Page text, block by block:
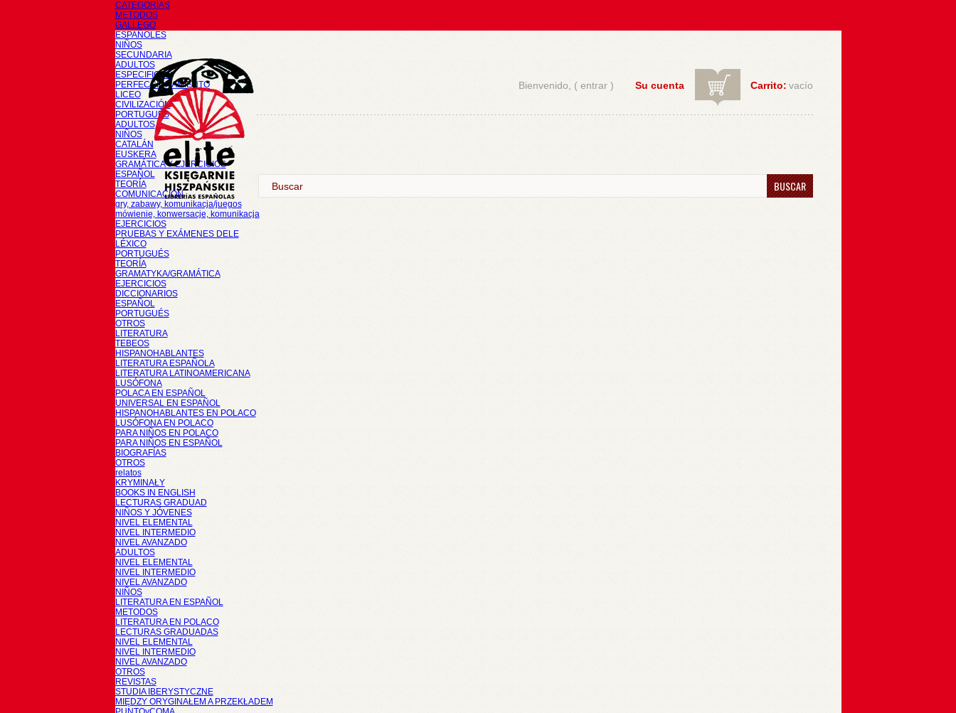
CATEGORÍAS
METODOS
GALLEGO
ESPAÑOLES
NIÑOS
SECUNDARIA
ADULTOS
ESPECIFICOS
PERFECCIONAMIENTO
LICEO
CIVILIZACIÓN
PORTUGUÉS
ADULTOS
NIÑOS
CATALÁN
EUSKERA
GRAMÁTICA Y EJERCICIOS
ESPAÑOL
TEORÍA
COMUNICACIÓN
gry, zabawy, komunikacja/juegos
mówienie, konwersacje, komunikacja
EJERCICIOS
PRUEBAS Y EXÁMENES DELE
LÉXICO
PORTUGUÉS
TEORÍA
GRAMATYKA/GRAMÁTICA
EJERCICIOS
DICCIONARIOS
ESPAÑOL
PORTUGUÉS
OTROS
LITERATURA
TEBEOS
HISPANOHABLANTES
LITERATURA ESPAÑOLA
LITERATURA LATINOAMERICANA
LUSÓFONA
POLACA EN ESPAÑOL
UNIVERSAL EN ESPAÑOL
HISPANOHABLANTES EN POLACO
LUSÓFONA EN POLACO
PARA NIÑOS EN POLACO
PARA NIÑOS EN ESPAÑOL
BIOGRAFÍAS
OTROS
relatos
KRYMINAŁY
BOOKS IN ENGLISH
LECTURAS GRADUAD
NIÑOS Y JÓVENES
NIVEL ELEMENTAL
NIVEL INTERMEDIO
NIVEL AVANZADO
ADULTOS
NIVEL ELEMENTAL
NIVEL INTERMEDIO
NIVEL AVANZADO
NIÑOS
LITERATURA EN ESPAÑOL
METODOS
LITERATURA EN POLACO
LECTURAS GRADUADAS
NIVEL ELEMENTAL
NIVEL INTERMEDIO
NIVEL AVANZADO
OTROS
REVISTAS
STUDIA IBERYSTYCZNE
MIĘDZY ORYGINAŁEM A PRZEKŁADEM
Carrito: vacío
Su cuenta
Bienvenido, ( entrar)
BUSCAR